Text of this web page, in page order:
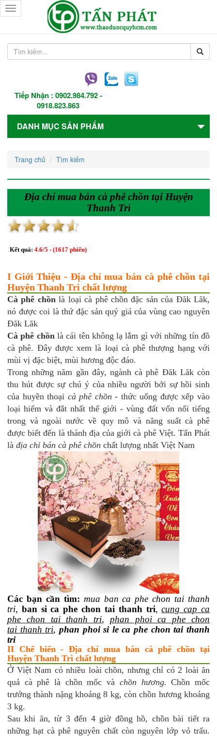
Tiếp Nhận : 0902.984.792-
0918.823.863
Toggle
navigation
DANH MỤC SẢN PHẨM
Trang chủ Tìm kiếm
Địa chỉ mua bán cà phê chồn tại Huyện
Thanh Trì
Kết quả: 4.6/5 - (1617 phiếu)
I Giới Thiệu - Địa chỉ mua bán cà phê chồn tại
Huyện Thanh Trì chất lượng
Cà phê chồnlà loại cà phê chồn đặc sản của Đăk Lăk,
nó được coi là thứ đặc sản quý giá của vùng cao nguyên
Đăk Lăk
Cà phê chồnlà cái tên không lạ lẫm gì với những tín đồ
cà phê. Đây được xem là loại cà phê thượng hạng với
mùi vị đặc biệt, mùi hương độc đáo.
Trong những năm gần đây, ngành cà phê Đăk Lăk còn
thu hút được sự chú ý của nhiều người bởi sự hồi sinh
của huyền thoại cà phê chồn - thức uống được xếp vào
loại hiếm và đắt nhất thế giới - vùng đất vốn nổi tiếng
trong và ngoài nước về quy mô và năng suất cà phê
được biết đến là thánh địa của giới cà phê Việt. Tấn Phát
là địa chỉ bán cà phê chồn chất lượng nhất Việt Nam
Các bạn cần tìm: mua ban ca phe chon tai thanh
tri, ban si ca phe chon tai thanh tri,cung cap ca
phe chon tai thanh tri, phan phoi ca phe chon
tai thanh tri, phan phoi si le ca phe chon tai thanh
tri
II Chế biến - Địa chỉ mua bán cà phê chồn tại
Huyện Thanh Trì chất lượng
Ở Việt Nam có nhiều loài chồn, nhưng chỉ có 2 loài ăn
quả cà phê là chồn mốc và chồn hương. Chồn mốc
trưởng thành nặng khoảng 8 kg, còn chồn hương khoảng
3 kg.
Sau khi ăn, từ 3 đến 4 giờ đồng hồ, chồn bài tiết ra
những hạt cà phê nguyên chất còn nguyên lớp vỏ trấu.